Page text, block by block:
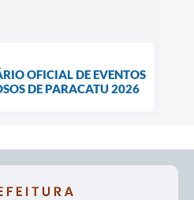
OFICIAL DE EVENTOS
DE PARACATU 2026